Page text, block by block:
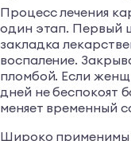
Процесс лечения
один этап. Первый
закладка
воспаление.
пломбой. Если
дней не беспокоят
меняет временный
Широко применимы